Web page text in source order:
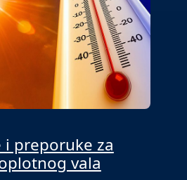
i preporuke za
vala